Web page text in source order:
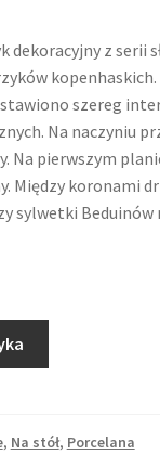
dekoracyjny z serii
kopenhaskich.
szereg
Na naczyniu
Na pierwszym
Między koronami
sylwetki Beduinów
, Na stół, Porcelana